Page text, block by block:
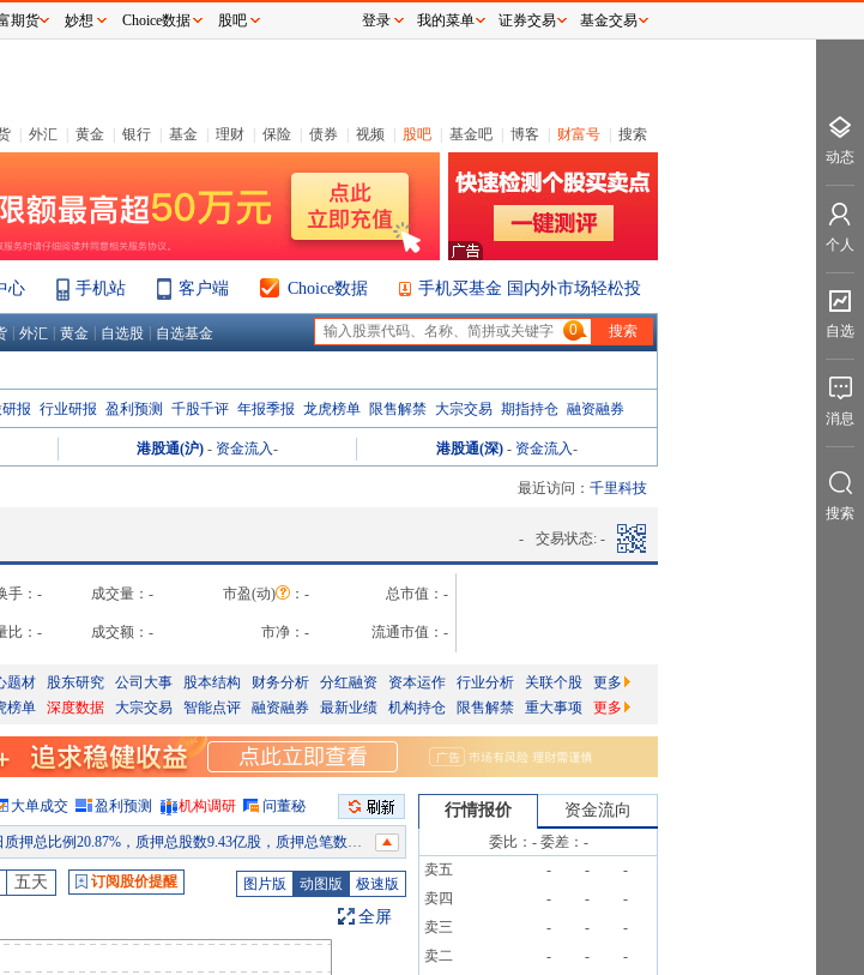
外汇 黄金 银行 基金 理财 保险 债券 视频 股吧 基金吧 博客 财富号 搜索
心 手机站 客户端 Choice数据 手机买基金 国内外市场轻松投
外汇 黄金 自选股 自选基金 0
报 行业研报 盈利预测 千股千评 年报季报 龙虎榜单 限售解禁 大宗交易 期指持仓 融资融券
港股通(沪) - 资金流入- 港股通(深) - 资金流入-
最近访问： 千里科技
- 交易状态: -
手： - 成交量： - 市盈(动) ： - 总市值： -
比： - 成交额： - 市净： - 流通市值： -
题材 股东研究 公司大事 股本结构 财务分析 分红融资 资本运作 行业分析 关联个股
更多
榜单 深度数据 大宗交易 智能点评 融资融券 最新业绩 机构持仓 限售解禁 重大事项 更多
大单成交 盈利预测 机构调研 问董秘
押总比例20.87%，质押总股数9.43亿股，质押总笔数38笔
科技深度报告：“AI+车”启新程，技术成果加速落地》研报
押总比例20.87%，质押总股数9.43亿股，质押总笔数38笔
押总比例20.87%，质押总股数9.43亿股，质押总笔数38笔
五天 订阅股价提醒 图片版 动图版 极速版
全屏
行情报价 资金流向
委比： -委差： -
卖五
- -
-
卖四
- -
-
卖三
- -
-
卖二
- -
-
期货 妙想 Choice数据 股吧 登录 我的菜单 证券交易 基金交易
动态
个人
自选
消息
搜索